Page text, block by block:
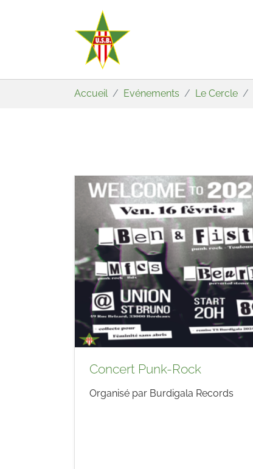
Accueil Evénements Le Cercle
Concert Punk-Rock
Organisé par Burdigala Records